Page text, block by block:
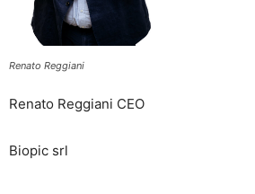
Renato Reggiani
Renato Reggiani CEO
Biopic srl